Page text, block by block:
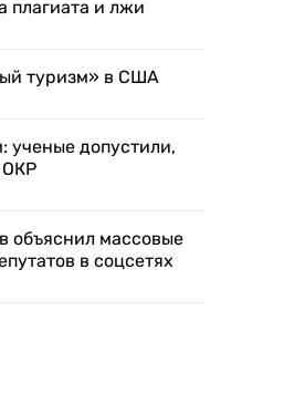
плагиата и лжи
туризм» в США
ученые допустили,
ОКР
объяснил массовые
в соцсетях